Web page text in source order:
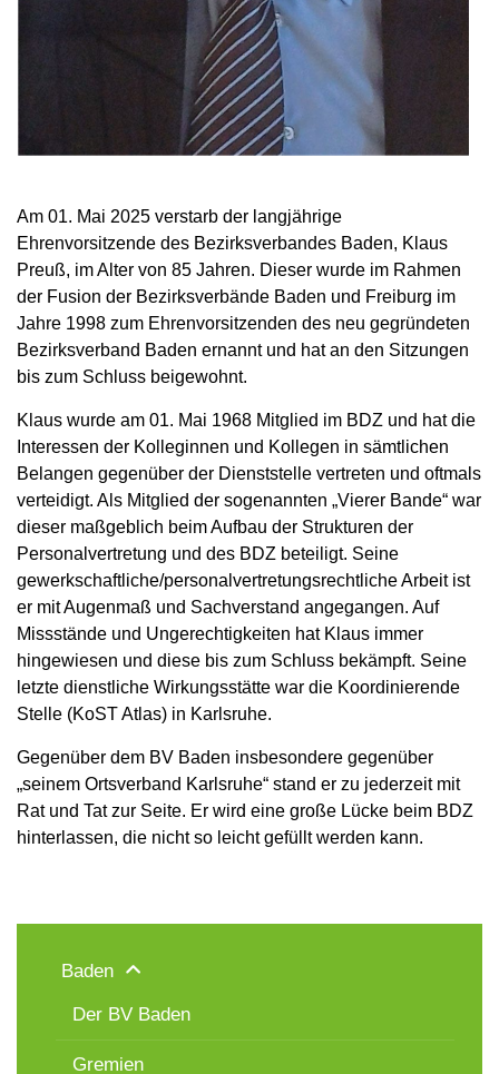
Am 01. Mai 2025 verstarb der langjährige
Ehrenvorsitzende des Bezirksverbandes Baden, Klaus
Preuß, im Alter von 85 Jahren. Dieser wurde im Rahmen
der Fusion der Bezirksverbände Baden und Freiburg im
Jahre 1998 zum Ehrenvorsitzenden des neu gegründeten
Bezirksverband Baden ernannt und hat an den Sitzungen
bis zum Schluss beigewohnt.
Klaus wurde am 01. Mai 1968 Mitglied im BDZ und hat die
Interessen der Kolleginnen und Kollegen in sämtlichen
Belangen gegenüber der Dienststelle vertreten und oftmals
verteidigt. Als Mitglied der sogenannten „Vierer Bande“ war
dieser maßgeblich beim Aufbau der Strukturen der
Personalvertretung und des BDZ beteiligt. Seine
gewerkschaftliche/personalvertretungsrechtliche Arbeit ist
er mit Augenmaß und Sachverstand angegangen. Auf
Missstände und Ungerechtigkeiten hat Klaus immer
hingewiesen und diese bis zum Schluss bekämpft. Seine
letzte dienstliche Wirkungsstätte war die Koordinierende
Stelle (KoST Atlas) in Karlsruhe.
Gegenüber dem BV Baden insbesondere gegenüber
„seinem Ortsverband Karlsruhe“ stand er zu jederzeit mit
Rat und Tat zur Seite. Er wird eine große Lücke beim BDZ
hinterlassen, die nicht so leicht gefüllt werden kann.
Baden
Der BV Baden
Gremien